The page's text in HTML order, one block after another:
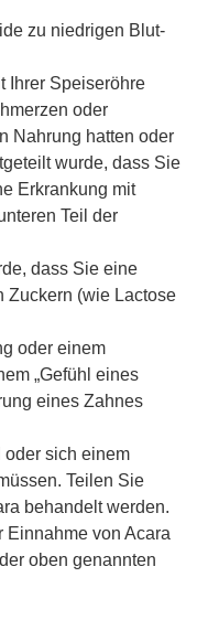
zu niedrigen Blut-
Ihrer Speiseröhre
oder
Nahrung hatten oder
wurde, dass Sie
Erkrankung mit
Teil der
dass Sie eine
Zuckern (wie Lactose
oder einem
„Gefühl eines
eines Zahnes
sich einem
Teilen Sie
behandelt werden.
Einnahme von Acara
oben genannten